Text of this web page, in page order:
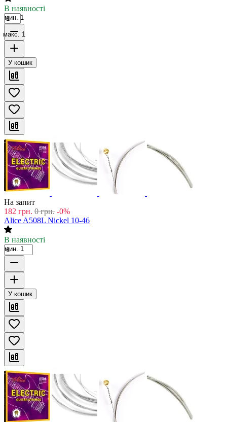
В наявності
мин. 1
макс. 1
У кошик
На запит
182 грн. 0 грн. -0%
Alice A508L Nickel 10-46
В наявності
мин. 1
У кошик